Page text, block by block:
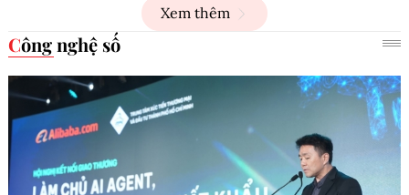
Xem thêm
Công nghệ số